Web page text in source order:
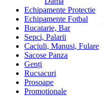
Echipamente Protectie
Echipamente Fotbal
Bucatarie, Bar
Sepci, Palarii
Caciuli, Manusi, Fulare
Sacose Panza
Genți
Rucsacuri
Prosoape
Promotionale